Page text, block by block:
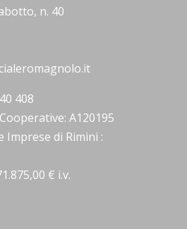
n. 40
408
A120195
Imprese di Rimini :
€ i.v.